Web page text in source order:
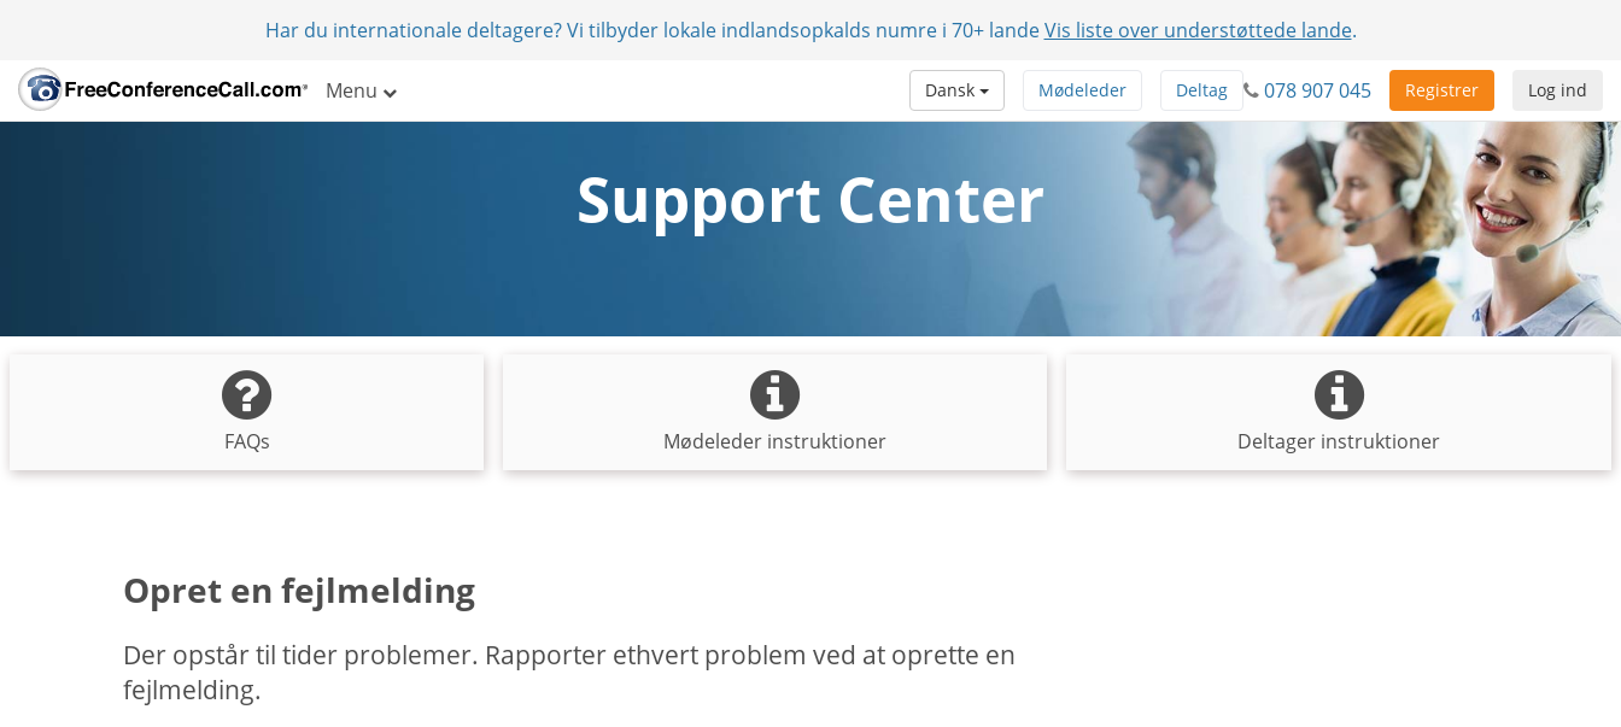
Har du internationale deltagere? Vi tilbyder lokale indlandsopkalds numre i 70+ landeVis liste over understøttede lande.
Menu Log ind
Registrer
078 907 045
Deltag
Mødeleder
Dansk
Support Center
FAQs Mødeleder instruktioner Deltager instruktioner
Opret en fejlmelding
Der opstår til tider problemer. Rapporter ethvert problem ved at oprette en
fejlmelding.